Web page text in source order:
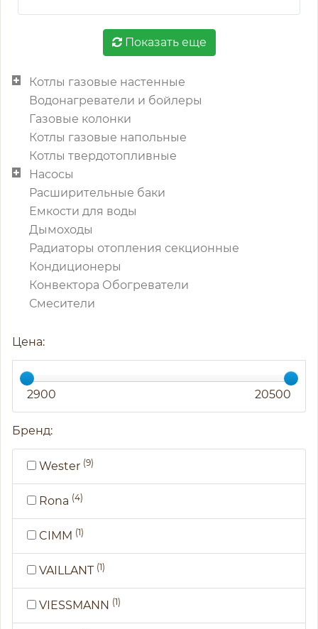
Котлы газовые настенные
Водонагреватели и бойлеры
Газовые колонки
Котлы газовые напольные
Котлы твердотопливные
Насосы
Расширительные баки
Емкости для воды
Дымоходы
Радиаторы отопления секционные
Кондиционеры
Конвектора Обогреватели
Смесители
Цена:
2900 20500
Бренд:
Wester (9)
Rona (4)
CIMM (1)
VAILLANT (1)
VIESSMANN (1)
Показать еще